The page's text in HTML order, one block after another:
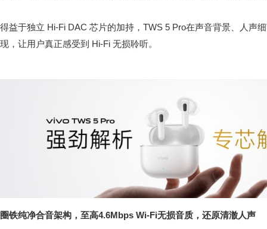
得益于独立 Hi-Fi DAC 芯片的加持，TWS 5 Pro在声音背景、人声
现，让用户真正感受到 Hi-Fi 无损聆听。
圈铁纯净合音架构，至高4.6Mbps Wi-Fi无损音质，还原清澈人声